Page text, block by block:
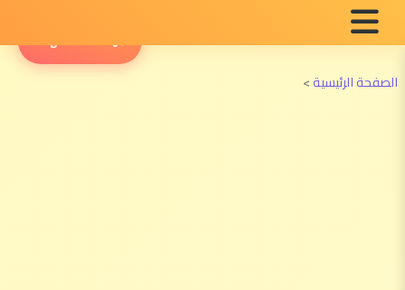
الصفحة الرئيسية>
English Radio